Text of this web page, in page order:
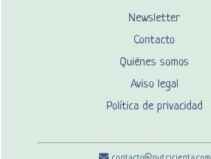
Newsletter
Contacto
Quiénes somos
Aviso legal
Política de privacidad